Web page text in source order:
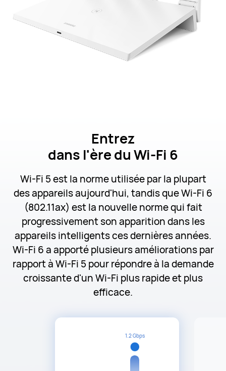
Entrez
dans l'ère du Wi-Fi 6
Wi-Fi 5 est la norme utilisée par la plupart
des appareils aujourd'hui, tandis que Wi-Fi 6
(802.11ax) est la nouvelle norme qui fait
progressivement son apparition dans les
appareils intelligents ces dernières années.
Wi-Fi 6 a apporté plusieurs améliorations par
rapport à Wi-Fi 5 pour répondre à la demande
croissante d'un Wi-Fi plus rapide et plus
efficace.
1.2 Gbps